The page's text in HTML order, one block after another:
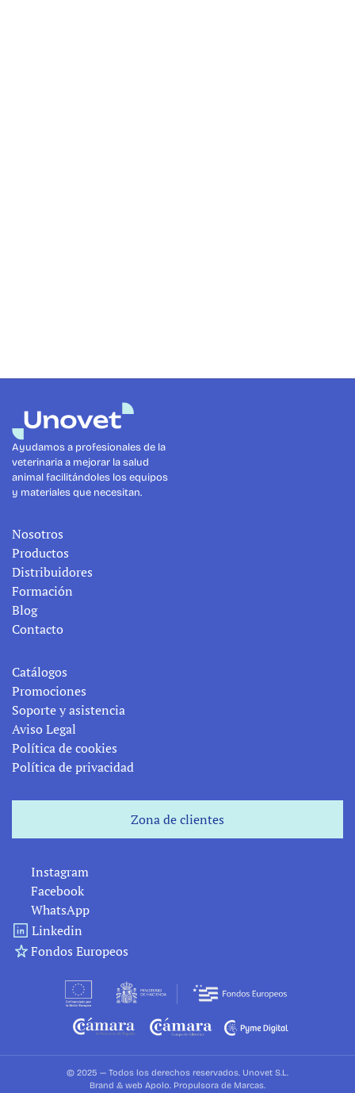
Ayudamos a profesionales de la
veterinaria a mejorar la salud
animal facilitándoles los equipos
y materiales que necesitan.
Nosotros
Productos
Distribuidores
Formación
Blog
Contacto
Catálogos
Promociones
Soporte y asistencia
Aviso Legal
Política de cookies
Política de privacidad
Instagram
Facebook
WhatsApp
Linkedin
Fondos Europeos
Zona de clientes
Zona de clientes
© 2025 — Todos los derechos reservados. Unovet S.L.
Brand & web Apolo. Propulsora de Marcas.